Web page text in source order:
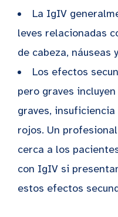
La IgIV
leves relacionadas
de cabeza, náuseas
Los efectos
pero graves
graves,
rojos. Un
cerca a los
con IgIV si
estos efectos